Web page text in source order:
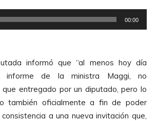
00:00
informó que “al menos hoy día
de la ministra Maggi, no
que entregado por un diputado, pero lo
también oficialmente a fin de poder
a una nueva invitación que,